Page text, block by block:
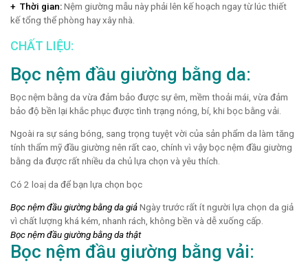
+ Thời gian:Nệm giường mẫu này phải lên kế hoạch ngay từ lúc thiết
kế tổng thể phòng hay xây nhà.
CHẤT LIỆU:
Bọc nệm đầu giường bằng da:
Bọc nệm bằng da vừa đảm bảo được sự êm, mềm thoải mái, vừa đảm
bảo độ bền lại khắc phục được tình trạng nóng, bí, khi bọc bằng vải.
Ngoài ra sự sáng bóng, sang trọng tuyệt vời của sản phẩm da làm tăng
tính thẩm mỹ đầu giường nên rất cao, chính vì vậy bọc nệm đầu giường
bằng da được rất nhiều da chủ lựa chọn và yêu thích.
Có 2 loaị da để bạn lựa chọn bọc
Bọc nệm đầu giường bằng da giảNgày trước rất ít người lựa chọn da giả
vì chất lượng khá kém, nhanh rách, không bền và dễ xuống cấp.
Bọc nệm đầu giường bằng da thật
Bọc nệm đầu giường bằng vải: